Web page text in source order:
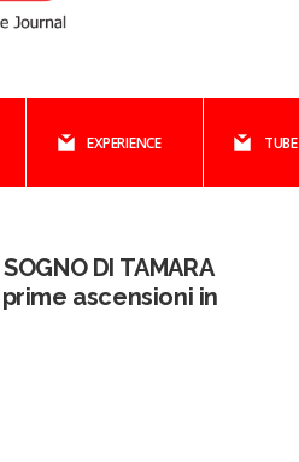
EXPERIENCE TUBE
DI TAMARA
prime ascensioni in